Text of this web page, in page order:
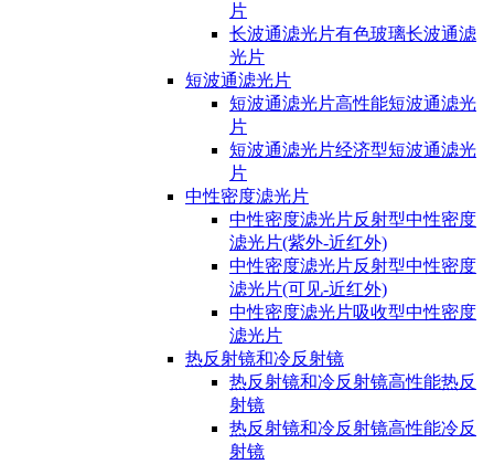
片
长波通滤光片有色玻璃长波通滤
光片
短波通滤光片
短波通滤光片高性能短波通滤光
片
短波通滤光片经济型短波通滤光
片
中性密度滤光片
中性密度滤光片反射型中性密度
滤光片(紫外-近红外)
中性密度滤光片反射型中性密度
滤光片(可见-近红外)
中性密度滤光片吸收型中性密度
滤光片
热反射镜和冷反射镜
热反射镜和冷反射镜高性能热反
射镜
热反射镜和冷反射镜高性能冷反
射镜